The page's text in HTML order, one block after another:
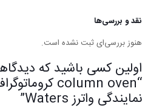
نقد و بررسی‌ها
هنوز بررسی‌ای ثبت نشده است.
اولین کسی باشید که
نمایندگی واترز Waters”